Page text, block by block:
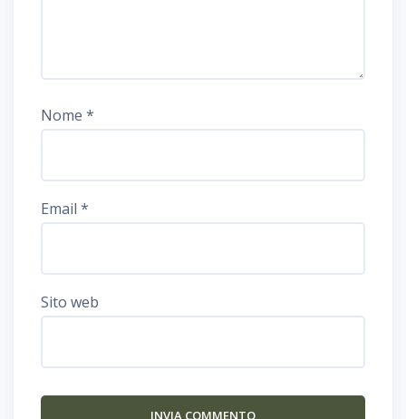
Nome *
Email *
Sito web